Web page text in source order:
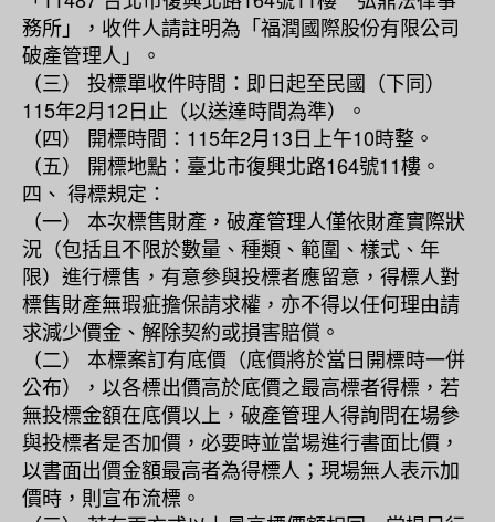
務所」，收件人請註明為「福潤國際股份有限公司
破產管理人」。
（三） 投標單收件時間：即日起至民國（下同）
115年2月12日止（以送達時間為準）。
（四） 開標時間：115年2月13日上午10時整。
（五） 開標地點：臺北市復興北路164號11樓。
四、 得標規定：
（一） 本次標售財產，破產管理人僅依財產實際狀
況（包括且不限於數量、種類、範圍、樣式、年
限）進行標售，有意參與投標者應留意，得標人對
標售財產無瑕疵擔保請求權，亦不得以任何理由請
求減少價金、解除契約或損害賠償。
（二） 本標案訂有底價（底價將於當日開標時一併
公布），以各標出價高於底價之最高標者得標，若
無投標金額在底價以上，破產管理人得詢問在場參
與投標者是否加價，必要時並當場進行書面比價，
以書面出價金額最高者為得標人；現場無人表示加
價時，則宣布流標。